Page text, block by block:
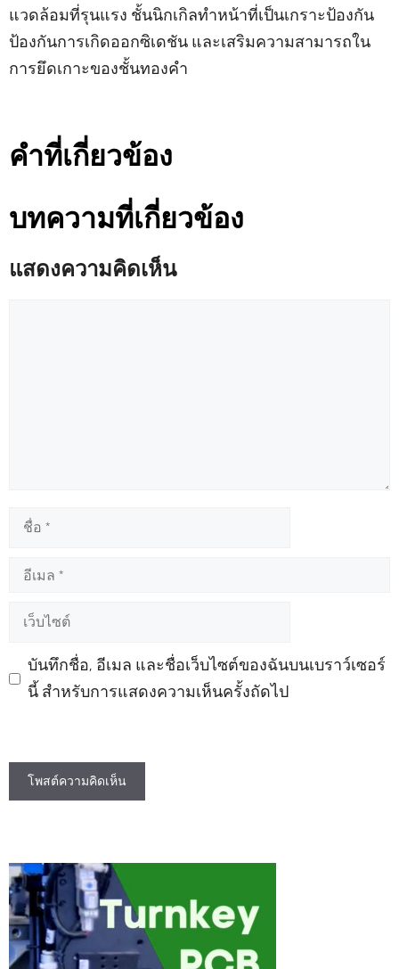
แวดล้อมที่รุนแรง ชั้นนิกเกิลทำหน้าที่เป็นเกราะป้องกัน
ป้องกันการเกิดออกซิเดชัน และเสริมความสามารถใน
การยึดเกาะของชั้นทองคำ
คำที่เกี่ยวข้อง
บทความที่เกี่ยวข้อง
แสดงความคิดเห็น
ชื่อ
อีเมล
เว็บไซต์
บันทึกชื่อ, อีเมล และชื่อเว็บไซต์ของฉันบนเบราว์เซอร์
นี้ สำหรับการแสดงความเห็นครั้งถัดไป
t
e
r
n